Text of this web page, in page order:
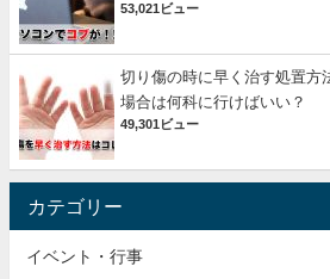
53,021ビュー
切り傷の時に早く治す処置方
場合は何科に行けばいい？
49,301ビュー
カテゴリー
イベント・行事